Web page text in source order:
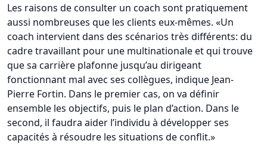
Les raisons de consulter un coach sont pratiquement
aussi nombreuses que les clients eux-mêmes. «Un
coach intervient dans des scénarios très différents: du
cadre travaillant pour une multinationale et qui trouve
que sa carrière plafonne jusqu’au dirigeant
fonctionnant mal avec ses collègues, indique Jean-
Pierre Fortin. Dans le premier cas, on va définir
ensemble les objectifs, puis le plan d’action. Dans le
second, il faudra aider l’individu à développer ses
capacités à résoudre les situations de conflit.»